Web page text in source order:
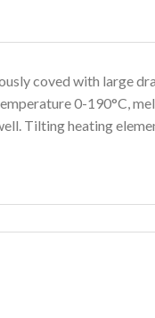
coved with large
0-190°C,
Tilting heating